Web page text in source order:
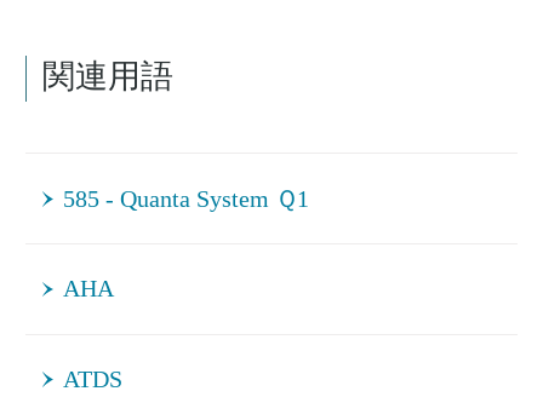
関連用語
585 - Quanta System Ｑ1
AHA
ATDS